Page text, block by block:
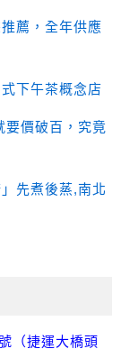
薦，全年供應
下午茶概念店
要價破百，究竟
先煮後蒸,南北
（捷運大橋頭